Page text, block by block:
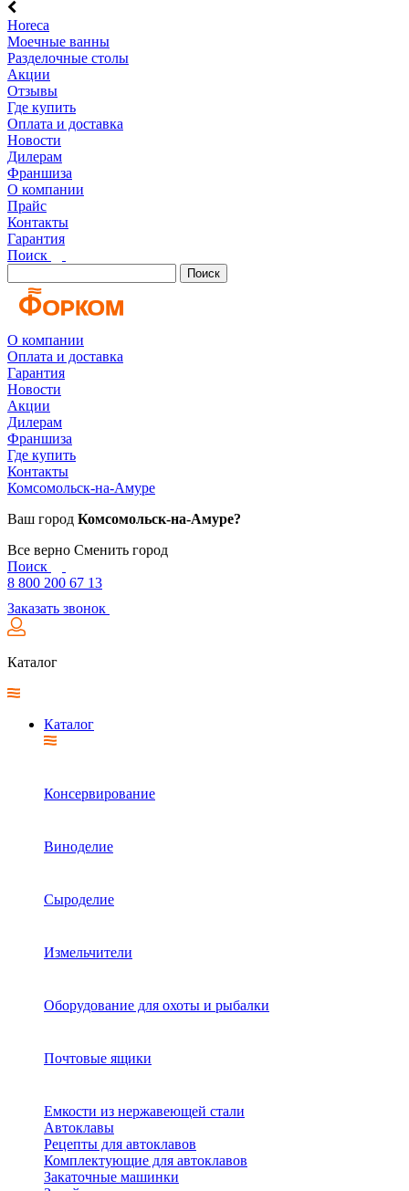
Horeca
Моечные ванны
Разделочные столы
Акции
Отзывы
Где купить
Оплата и доставка
Новости
Дилерам
Франшиза
О компании
Прайс
Контакты
Гарантия
Поиск
Поиск
О компании
Оплата и доставка
Гарантия
Новости
Акции
Дилерам
Франшиза
Где купить
Контакты
Комсомольск-на-Амуре
Ваш город Комсомольск-на-Амуре?
Все верно Сменить город
Поиск
8 800 200 67 13
Заказать звонок
Каталог
Каталог
Консервирование
Виноделие
Сыроделие
Измельчители
Оборудование для охоты и рыбалки
Почтовые ящики
Емкости из нержавеющей стали
Автоклавы
Рецепты для автоклавов
Комплектующие для автоклавов
Закаточные машинки